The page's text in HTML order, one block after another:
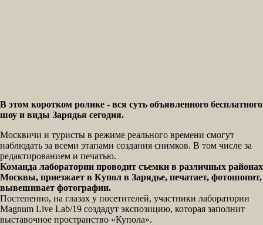
В этом коротком ролике - вся суть объявленного бесплатного
шоу и виды Зарядья сегодня.
Москвичи и туристы в режиме реального времени смогут
наблюдать за всеми этапами создания снимков. В том числе за
редактированием и печатью.
Команда лаборатории проводит съемки в различных районах
Москвы, приезжает в Купол в Зарядье, печатает, фотошопит,
вывешивает фотографии.
Постепенно, на глазах у посетителей, участники лаборатории
Magnum Live Lab/19 создадут экспозицию, которая заполнит
выставочное пространство «Купола».